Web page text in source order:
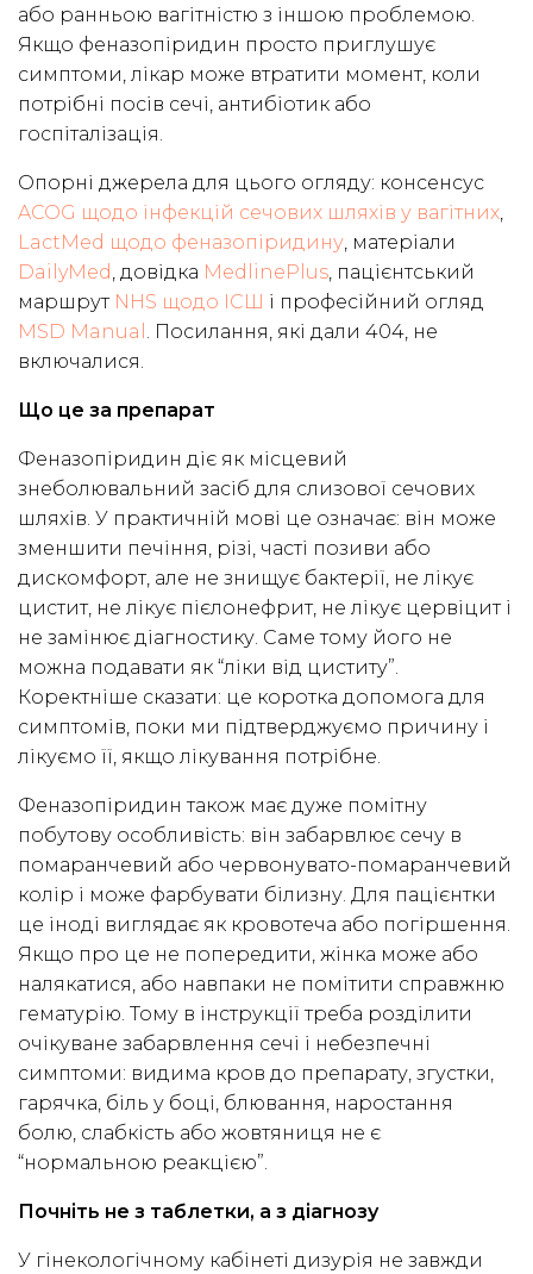
або ранньою вагітністю з іншою проблемою.
Якщо феназопіридин просто приглушує
симптоми, лікар може втратити момент, коли
потрібні посів сечі, антибіотик або
госпіталізація.
Опорні джерела для цього огляду: консенсус
ACOG щодо інфекцій сечових шляхів у вагітних,
LactMed щодо феназопіридину, матеріали
DailyMed, довідка MedlinePlus, пацієнтський
маршрут NHS щодо ІСШ і професійний огляд
MSD Manual . Посилання, які дали 404, не
включалися.
Що це за препарат
Феназопіридин діє як місцевий
знеболювальний засіб для слизової сечових
шляхів. У практичній мові це означає: він може
зменшити печіння, різі, часті позиви або
дискомфорт, але не знищує бактерії, не лікує
цистит, не лікує пієлонефрит, не лікує цервіцит і
не замінює діагностику. Саме тому його не
можна подавати як “ліки від циститу”.
Коректніше сказати: це коротка допомога для
симптомів, поки ми підтверджуємо причину і
лікуємо її, якщо лікування потрібне.
Феназопіридин також має дуже помітну
побутову особливість: він забарвлює сечу в
помаранчевий або червонувато-помаранчевий
колір і може фарбувати білизну. Для пацієнтки
це іноді виглядає як кровотеча або погіршення.
Якщо про це не попередити, жінка може або
налякатися, або навпаки не помітити справжню
гематурію. Тому в інструкції треба розділити
очікуване забарвлення сечі і небезпечні
симптоми: видима кров до препарату, згустки,
гарячка, біль у боці, блювання, наростання
болю, слабкість або жовтяниця не є
“нормальною реакцією”.
Почніть не з таблетки, а з діагнозу
У гінекологічному кабінеті дизурія не завжди